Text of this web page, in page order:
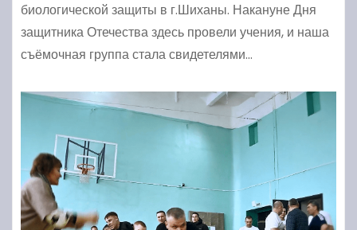
биологической защиты в г.Шиханы. Накануне Дня
защитника Отечества здесь провели учения, и наша
съёмочная группа стала свидетелями…